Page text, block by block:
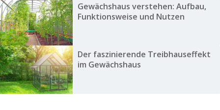
Gewächshaus verstehen: Aufbau,
Funktionsweise und Nutzen
Der faszinierende Treibhauseffekt
im Gewächshaus